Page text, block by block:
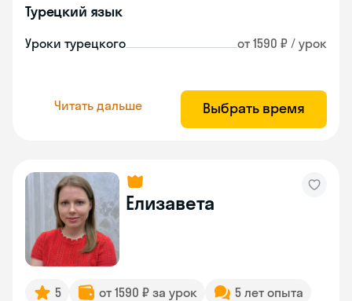
Турецкий язык
Уроки турецкого от 1590 ₽ / урок
Читать дальше Выбрать время
Елизавета
5 от 1590 ₽ за урок
5 лет опыта